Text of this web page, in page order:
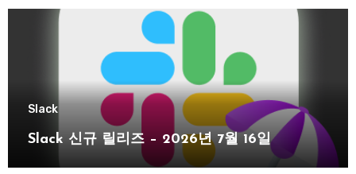
Slack
Slack 신규 릴리즈 – 2026년 7월 16일